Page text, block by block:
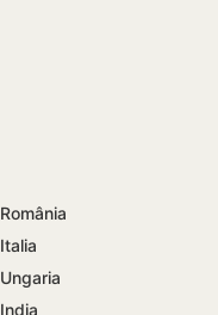
România
Italia
Ungaria
India